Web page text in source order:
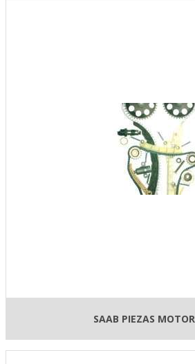
SAAB PIEZAS MOTOR